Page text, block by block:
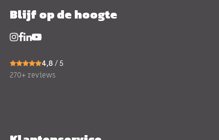
Blijf op de hoogte
4,8 / 5
270+ reviews